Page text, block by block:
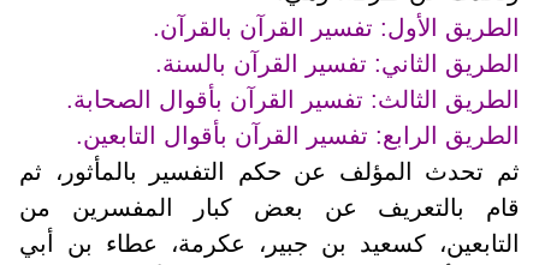
الطريق الأول: تفسير القرآن بالقرآن.
الطريق الثاني: تفسير القرآن بالسنة.
الطريق الثالث: تفسير القرآن بأقوال الصحابة.
الطريق الرابع: تفسير القرآن بأقوال التابعين.
ثم تحدث المؤلف عن حكم التفسير بالمأثور، ثم
قام بالتعريف عن بعض كبار المفسرين من
التابعين، كسعيد بن جبير، عكرمة، عطاء بن أبي